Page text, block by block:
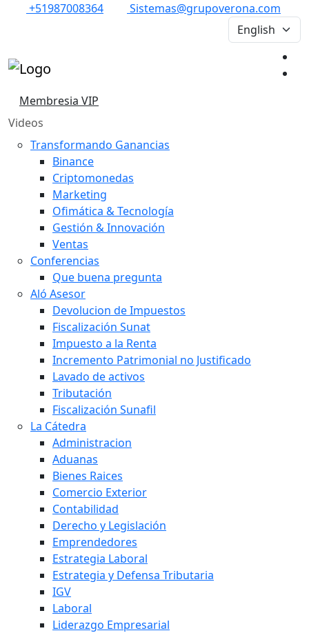
+51987008364 Sistemas@grupoverona.com
Membresia VIP
Videos
Transformando Ganancias
Binance
Criptomonedas
Marketing
Ofimática & Tecnología
Gestión & Innovación
Ventas
Conferencias
Que buena pregunta
Aló Asesor
Devolucion de Impuestos
Fiscalización Sunat
Impuesto a la Renta
Incremento Patrimonial no Justificado
Lavado de activos
Tributación
Fiscalización Sunafil
La Cátedra
Administracion
Aduanas
Bienes Raices
Comercio Exterior
Contabilidad
Derecho y Legislación
Emprendedores
Estrategia Laboral
Estrategia y Defensa Tributaria
IGV
Laboral
Liderazgo Empresarial